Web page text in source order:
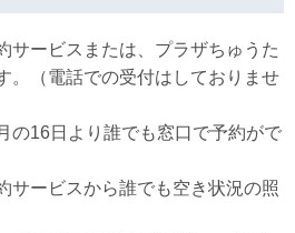
サービスまたは、プラザちゅうた
。（電話での受付はしておりませ
の16日より誰でも窓口で予約がで
サービスから誰でも空き状況の照